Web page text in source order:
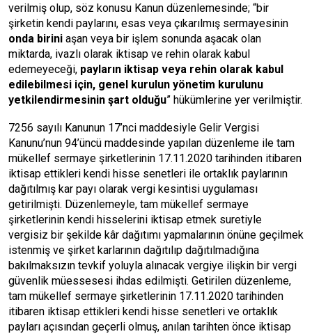
verilmiş olup, söz konusu Kanun düzenlemesinde; “bir
şirketin kendi paylarını, esas veya çıkarılmış sermayesinin
onda birini aşan veya bir işlem sonunda aşacak olan
miktarda, ivazlı olarak iktisap ve rehin olarak kabul
edemeyeceği, payların iktisap veya rehin olarak kabul
edilebilmesi için, genel kurulun yönetim kurulunu
yetkilendirmesinin şart olduğu” hükümlerine yer verilmiştir.
7256 sayılı Kanunun 17’nci maddesiyle Gelir Vergisi
Kanunu’nun 94’üncü maddesinde yapılan düzenleme ile tam
mükellef sermaye şirketlerinin 17.11.2020 tarihinden itibaren
iktisap ettikleri kendi hisse senetleri ile ortaklık paylarının
dağıtılmış kar payı olarak vergi kesintisi uygulaması
getirilmişti. Düzenlemeyle, tam mükellef sermaye
şirketlerinin kendi hisselerini iktisap etmek suretiyle
vergisiz bir şekilde kâr dağıtımı yapmalarının önüne geçilmek
istenmiş ve şirket karlarının dağıtılıp dağıtılmadığına
bakılmaksızın tevkif yoluyla alınacak vergiye ilişkin bir vergi
güvenlik müessesesi ihdas edilmişti. Getirilen düzenleme,
tam mükellef sermaye şirketlerinin 17.11.2020 tarihinden
itibaren iktisap ettikleri kendi hisse senetleri ve ortaklık
payları açısından geçerli olmuş, anılan tarihten önce iktisap